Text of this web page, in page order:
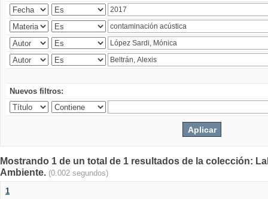
Nuevos filtros:
Mostrando 1 de un total de 1 resultados de la colección:
Ambiente. (0.002 segundos)
1